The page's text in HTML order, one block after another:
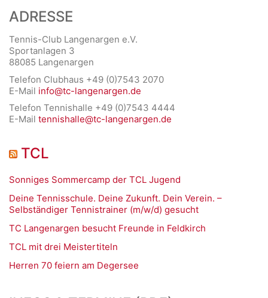
ADRESSE
Tennis-Club Langenargen e.V.
Sportanlagen 3
88085 Langenargen
Telefon Clubhaus +49 (0)7543 2070
E-Mail info@tc-langenargen.de
Telefon Tennishalle +49 (0)7543 4444
E-Mail tennishalle@tc-langenargen.de
TCL
Sonniges Sommercamp der TCL Jugend
Deine Tennisschule. Deine Zukunft. Dein Verein. –
Selbständiger Tennistrainer (m/w/d) gesucht
TC Langenargen besucht Freunde in Feldkirch
TCL mit drei Meistertiteln
Herren 70 feiern am Degersee